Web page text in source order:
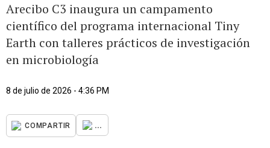
Arecibo C3 inaugura un campamento
científico del programa internacional Tiny
Earth con talleres prácticos de investigación
en microbiología
8 de julio de 2026 - 4:36 PM
COMPARTIR ...